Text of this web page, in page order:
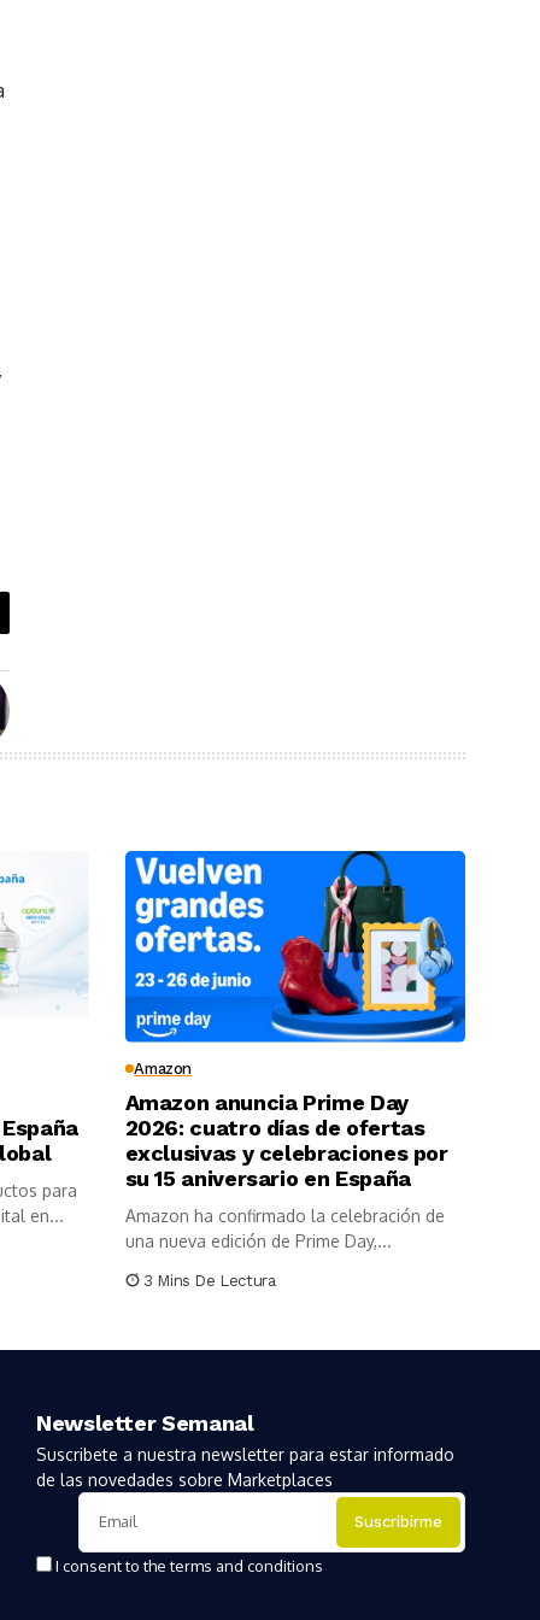
para
en...
Amazon
Amazon anuncia Prime Day
2026: cuatro días de ofertas
exclusivas y celebraciones por
su 15 aniversario en España
Amazon ha confirmado la celebración de
una nueva edición de Prime Day,...
3 Mins De Lectura
Newsletter Semanal
Suscribete a nuestra newsletter para estar informado
de las novedades sobre Marketplaces
I consent to the terms and conditions